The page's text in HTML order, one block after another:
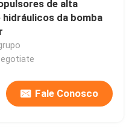
de alta
hidráulicos da bomba
Fale Conosco